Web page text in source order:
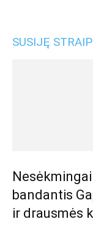
SUSIJĘ
bandantis
ir drausmės